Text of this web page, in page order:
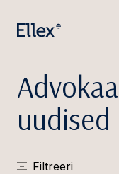
uudised
Filtreeri